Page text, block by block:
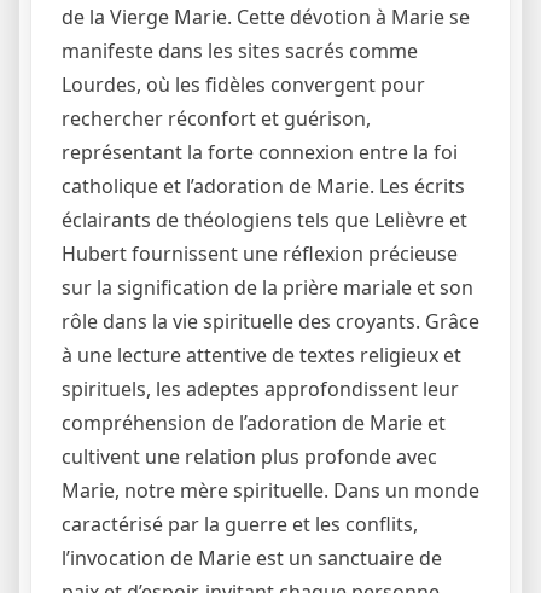
de la Vierge Marie. Cette dévotion à Marie se
manifeste dans les sites sacrés comme
Lourdes, où les fidèles convergent pour
rechercher réconfort et guérison,
représentant la forte connexion entre la foi
catholique et l’adoration de Marie. Les écrits
éclairants de théologiens tels que Lelièvre et
Hubert fournissent une réflexion précieuse
sur la signification de la prière mariale et son
rôle dans la vie spirituelle des croyants. Grâce
à une lecture attentive de textes religieux et
spirituels, les adeptes approfondissent leur
compréhension de l’adoration de Marie et
cultivent une relation plus profonde avec
Marie, notre mère spirituelle. Dans un monde
caractérisé par la guerre et les conflits,
l’invocation de Marie est un sanctuaire de